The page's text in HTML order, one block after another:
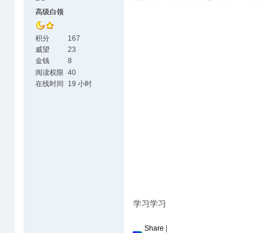
高级白领
积分
167
威望
23
金钱
8
阅读权限 40
在线时间
19 小时
学习学习
Share